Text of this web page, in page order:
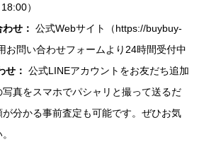
）
せ： 公式Webサイト（https://buybuy-
お問い合わせフォームより24時間受付中
せ： 公式LINEアカウントをお友だち追加
真をスマホでパシャリと撮って送るだ
分かる事前査定も可能です。ぜひお気